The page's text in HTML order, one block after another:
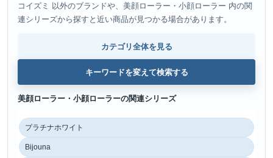
コイズミ 以外のブランドや、美顔ローラー・小顔ローラー 内の関
連シリーズから探すと近い商品が見つかる場合があります。
カテゴリ全体を見る
キーワードを変えて検索する
美顔ローラー・小顔ローラーの関連シリーズ
プラチナホワイト
Bijouna